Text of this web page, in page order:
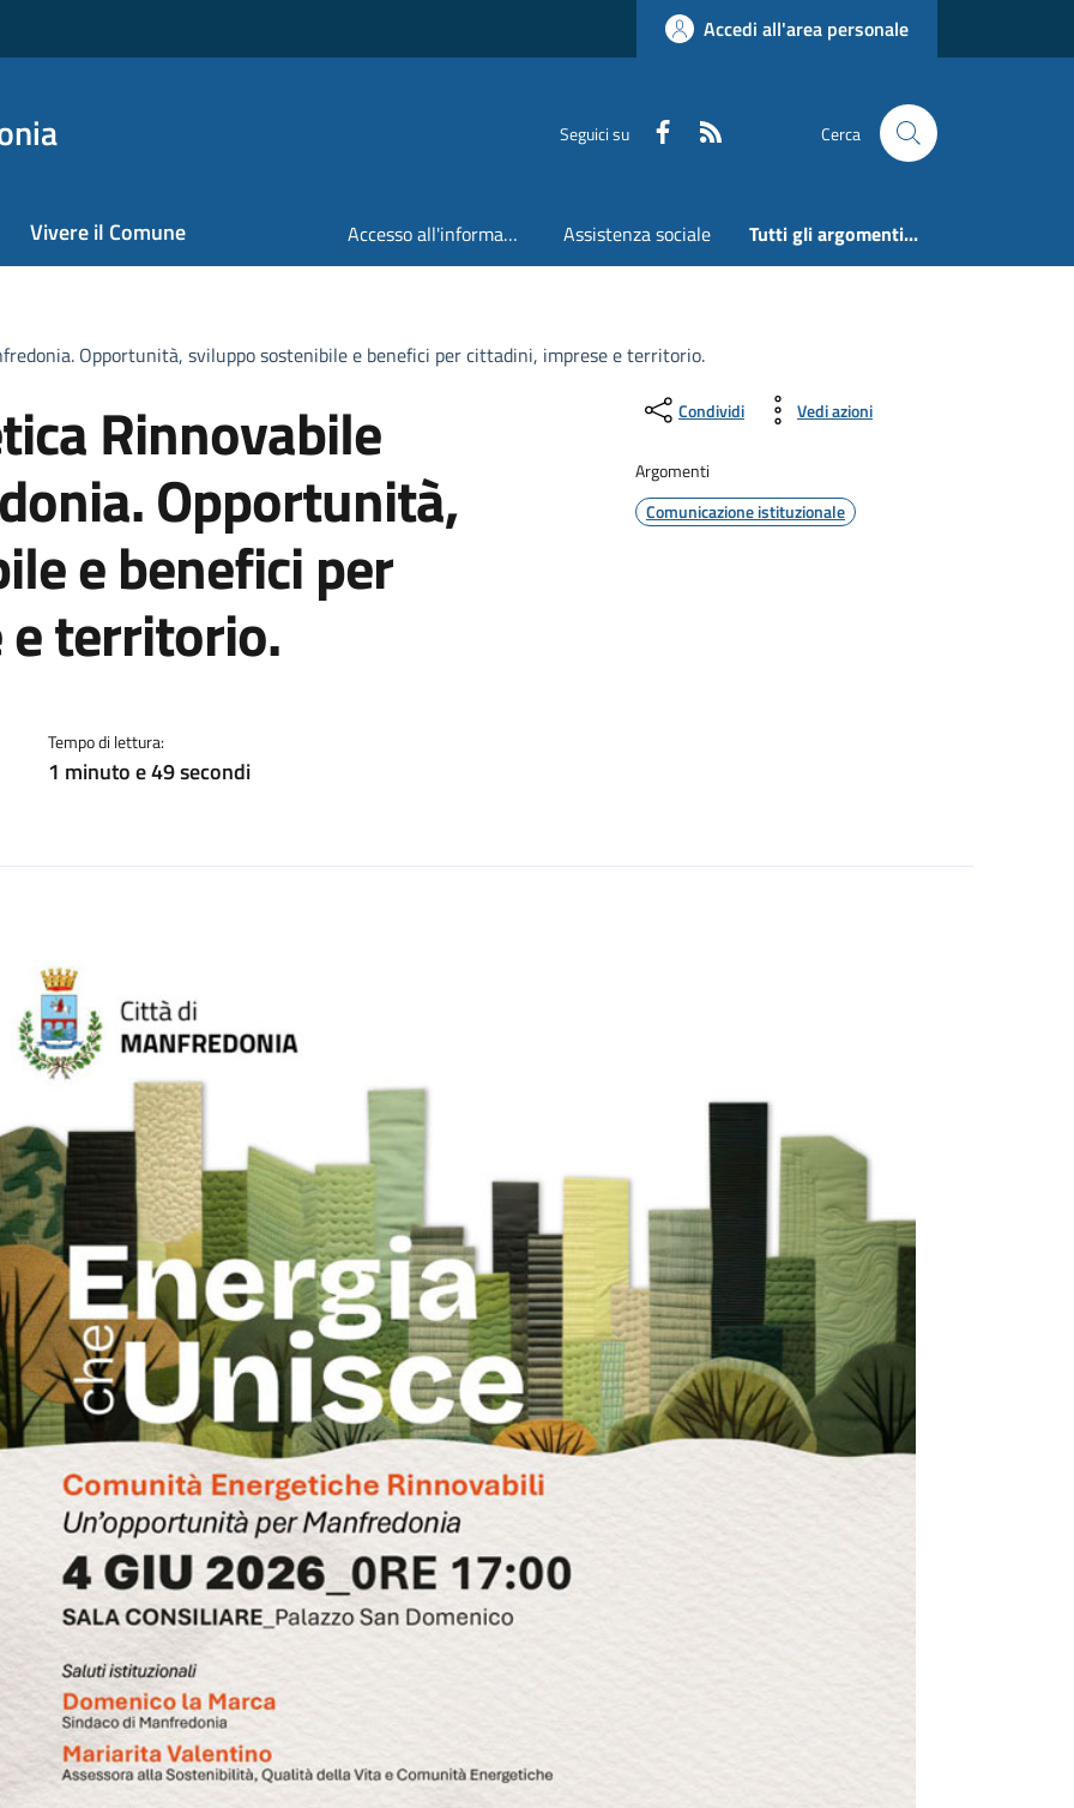
Accedi all'area personale
Seguici su Faceboook Cerca
Vivere il Comune Accesso all'informazione Assistenza sociale Tutti gli argomenti...
Opportunità, sviluppo sostenibile e benefici per cittadini, imprese e territorio.
Rinnovabile
Opportunità,
e benefici per
territorio.
Tempo di lettura:
1 minuto e 49 secondi
Condividi Vedi azioni
Argomenti
Comunicazione istituzionale